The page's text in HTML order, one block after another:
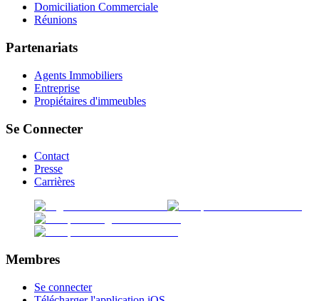
Domiciliation Commerciale
Réunions
Partenariats
Agents Immobiliers
Entreprise
Propiétaires d'immeubles
Se Connecter
Contact
Presse
Carrières
Membres
Se connecter